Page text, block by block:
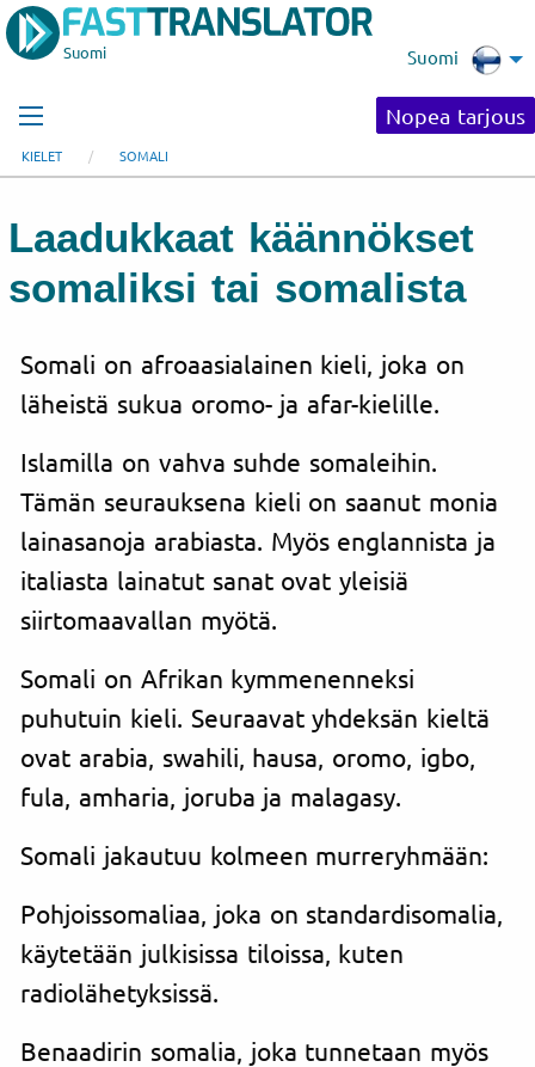
Suomi Suomi
Nopea tarjous
KIELET SOMALI
Laadukkaat käännökset
somaliksi tai somalista
Somali on afroaasialainen kieli, joka on
läheistä sukua oromo- ja afar-kielille.
Islamilla on vahva suhde somaleihin.
Tämän seurauksena kieli on saanut monia
lainasanoja arabiasta. Myös englannista ja
italiasta lainatut sanat ovat yleisiä
siirtomaavallan myötä.
Somali on Afrikan kymmenenneksi
puhutuin kieli. Seuraavat yhdeksän kieltä
ovat arabia, swahili, hausa, oromo, igbo,
fula, amharia, joruba ja malagasy.
Somali jakautuu kolmeen murreryhmään:
Pohjoissomaliaa, joka on standardisomalia,
käytetään julkisissa tiloissa, kuten
radiolähetyksissä.
Benaadirin somalia, joka tunnetaan myös